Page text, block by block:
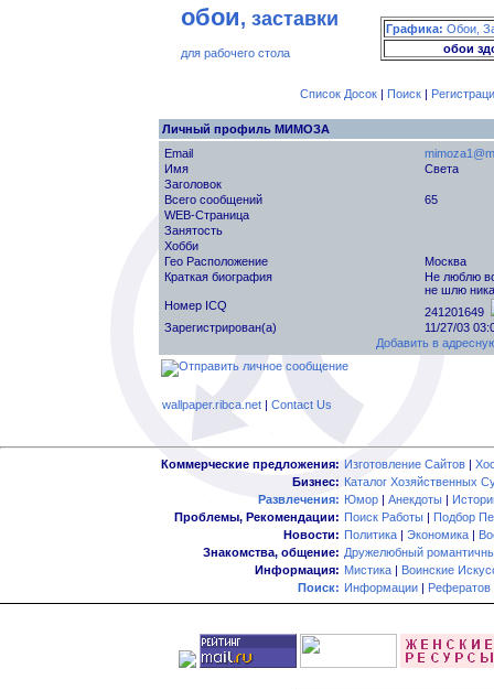
обои, заставки
для рабочего стола
Графика: Обои,
обои
Список Досок| Поиск|
Личный профиль МИМОЗА
Email
Имя
Света
Заголовок
Всего сообщений
65
WEB-Страница
Занятость
Хобби
Гео Расположение
Москва
Краткая биография
Не люблю
не шлю
Номер ICQ
241201649
Зарегистрирован(а)
11/27/03
Добавить в
wallpaper.ribca.net| Contact Us
Коммерческие предложения: Изготовление Сайтов |
Бизнес: Каталог Хозяйственных
Развлечения: Юмор | Анекдоты |
Проблемы, Рекомендации: Поиск Работы | Подбор
Новости: Политика | Экономика |
Знакомства, общение: Дружелюбный
Информация: Мистика | Воинские
Поиск: Информации | Рефератов